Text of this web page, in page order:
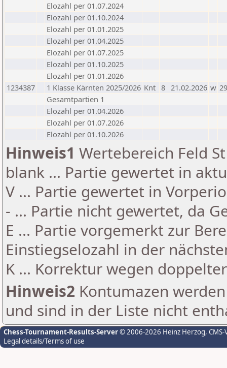
Elozahl per 01.07.2024
Elozahl per 01.10.2024
Elozahl per 01.01.2025
Elozahl per 01.04.2025
Elozahl per 01.07.2025
Elozahl per 01.10.2025
Elozahl per 01.01.2026
1234387
1 Klasse Kärnten 2025/2026 Knt 8 21.02.2026 w 29
Gesamtpartien 1
Elozahl per 01.04.2026
Elozahl per 01.07.2026
Elozahl per 01.10.2026
Hinweis1 Wertebereich Feld
blank ... Partie gewertet in
V ... Partie gewertet in
- ... Partie nicht gewertet, da
E ... Partie vorgemerkt zur
Einstiegselozahl in der
K ... Korrektur wegen
Hinweis2 Kontumazen
und sind in der Liste nicht
Chess-Tournament-Results-Server© 2006-2026 Heinz Herzog,
Legal details/Terms of use